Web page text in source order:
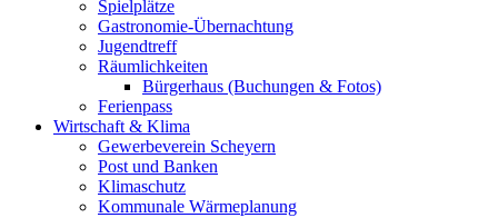
Spielplätze
Gastronomie-Übernachtung
Jugendtreff
Räumlichkeiten
Bürgerhaus (Buchungen & Fotos)
Ferienpass
Wirtschaft & Klima
Gewerbeverein Scheyern
Post und Banken
Klimaschutz
Kommunale Wärmeplanung